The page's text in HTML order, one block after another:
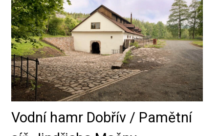
Vodní hamr Dobřív / Pamětní